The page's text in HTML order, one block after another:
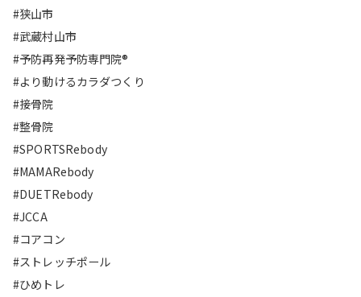
#狭山市
#武蔵村山市
#予防再発予防専門院®︎
#より動けるカラダつくり
#接骨院
#整骨院
#SPORTSRebody
#MAMARebody
#DUETRebody
#JCCA
#コアコン
#ストレッチポール
#ひめトレ